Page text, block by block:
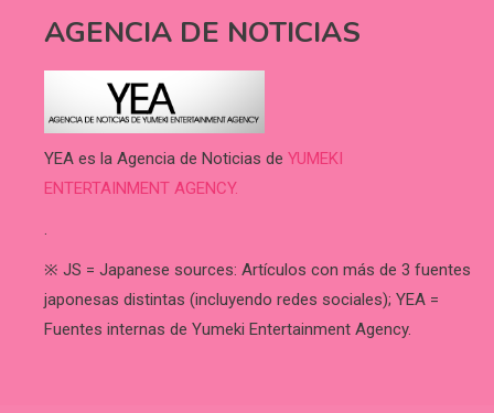
AGENCIA DE NOTICIAS
YEA es la Agencia de Noticias de YUMEKI
ENTERTAINMENT AGENCY.
.
※ JS = Japanese sources: Artículos con más de 3 fuentes
japonesas distintas (incluyendo redes sociales); YEA =
Fuentes internas de Yumeki Entertainment Agency.